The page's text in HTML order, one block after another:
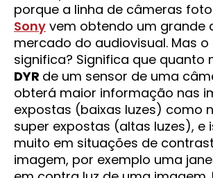
porque a linha de câmeras
Sony vem obtendo um grande
mercado do audiovisual. Mas
significa? Significa que quanto
DYR de um sensor de uma
obterá maior informação nas
expostas (baixas luzes) como
super expostas (altas luzes), e
muito em situações de
imagem, por exemplo uma